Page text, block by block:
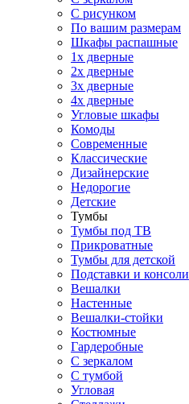
С рисунком
По вашим размерам
Шкафы распашные
1х дверные
2х дверные
3х дверные
4х дверные
Угловые шкафы
Комоды
Современные
Классические
Дизайнерские
Недорогие
Детские
Тумбы
Тумбы под ТВ
Прикроватные
Тумбы для детской
Подставки и консоли
Вешалки
Настенные
Вешалки-стойки
Костюмные
Гардеробные
С зеркалом
С тумбой
Угловая